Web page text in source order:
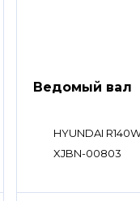
Ведомый вал
HYUNDAI
XJBN-00803